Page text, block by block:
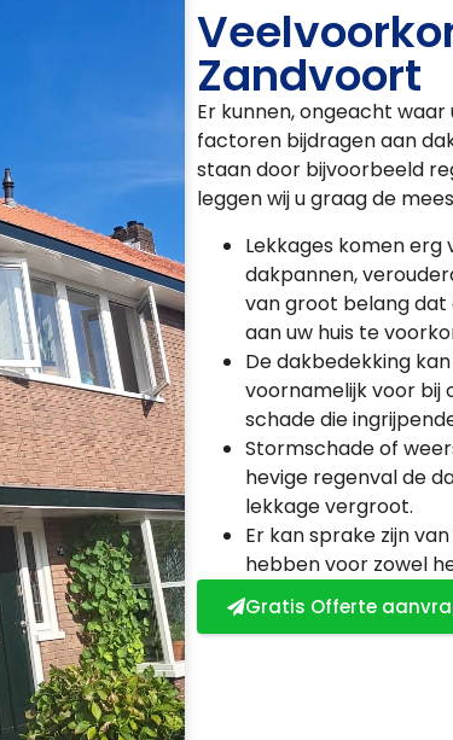
Zandvoort
Er kunnen, ongeacht
factoren bijdragen aan
staan door bijvoorbeeld
leggen wij u graag de
Lekkages komen
dakpannen,
van groot belang
aan uw huis te
De dakbedekking
voornamelijk voor bij
schade die
Stormschade of
hevige regenval de
lekkage vergroot.
Er kan sprake zijn
hebben voor zowel
Gratis Offerte